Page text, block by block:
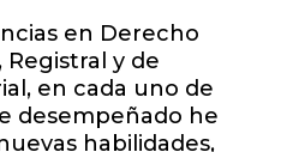
en Derecho
Registral y de
en cada uno de
desempeñado he
habilidades,